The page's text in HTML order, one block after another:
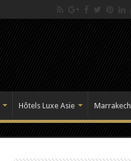
Hôtels Luxe Asie Marrakech